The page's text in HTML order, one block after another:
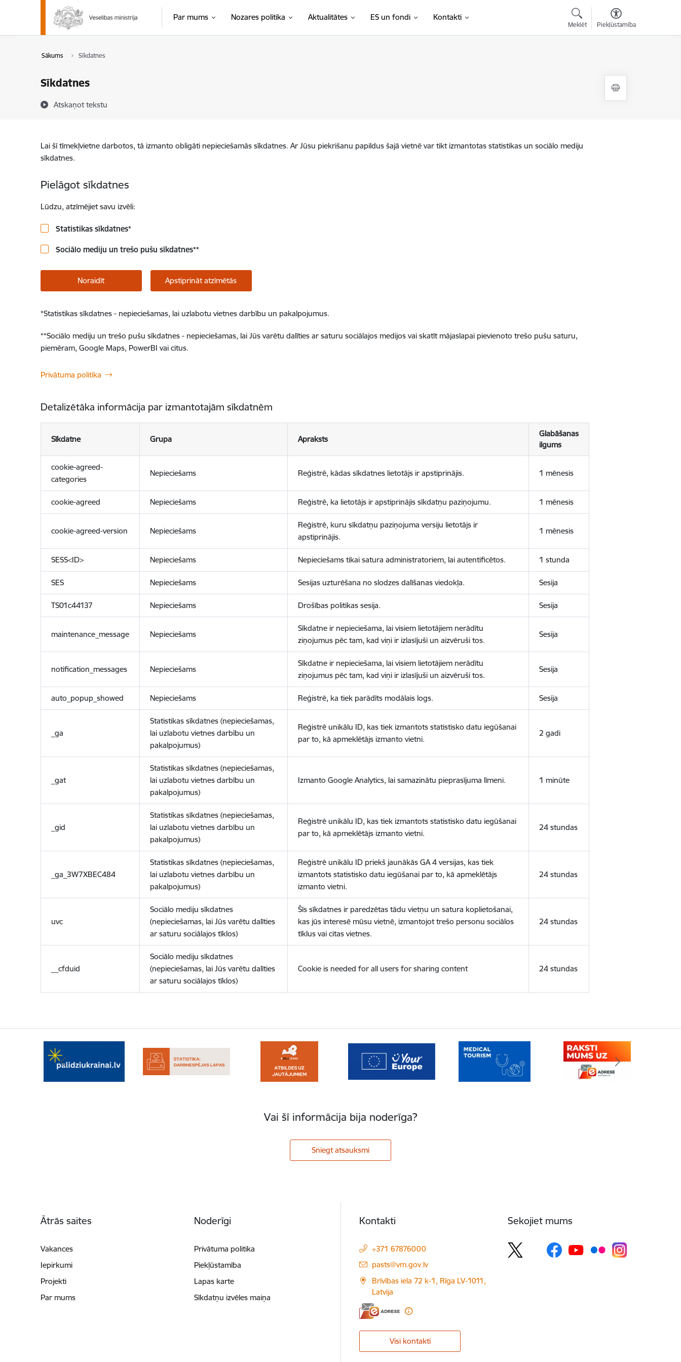
Pāriet uz lapas saturu
Par mums Nozares politika Aktualitātes ES un fondi Kontakti
Meklēt Piekļūstamība
Sākums Sīkdatnes
Sīkdatnes
Atskaņot tekstu
Lai šī tīmekļvietne darbotos, tā izmanto obligāti nepieciešamās sīkdatnes. Ar Jūsu piekrišanu papildus šajā vietnē var tikt izmantotas statistikas un sociālo mediju
sīkdatnes.
Pielāgot sīkdatnes
Lūdzu, atzīmējiet savu izvēli:
Statistikas sīkdatnes*
Sociālo mediju un trešo pušu sīkdatnes**
Noraidīt Apstiprināt atzīmētās
*Statistikas sīkdatnes - nepieciešamas, lai uzlabotu vietnes darbību un pakalpojumus.
**Sociālo mediju un trešo pušu sīkdatnes - nepieciešamas, lai Jūs varētu dalīties ar saturu sociālajos medijos vai skatīt mājaslapai pievienoto trešo pušu saturu,
piemēram, Google Maps, PowerBI vai citus.
Privātuma politika
Detalizētāka informācija par izmantotajām sīkdatnēm
Sīkdatne Grupa Apraksts
Glabāšanas
ilgums
cookie-agreed-
categories
Nepieciešams Reģistrē, kādas sīkdatnes lietotājs ir apstiprinājis. 1 mēnesis
cookie-agreed Nepieciešams Reģistrē, ka lietotājs ir apstiprinājis sīkdatņu paziņojumu. 1 mēnesis
cookie-agreed-version Nepieciešams
Reģistrē, kuru sīkdatņu paziņojuma versiju lietotājs ir
apstiprinājis.
1 mēnesis
SESS<ID> Nepieciešams Nepieciešams tikai satura administratoriem, lai autentificētos. 1 stunda
SES Nepieciešams Sesijas uzturēšana no slodzes dalīšanas viedokļa. Sesija
TS01c44137 Nepieciešams Drošības politikas sesija. Sesija
maintenance_message Nepieciešams
Sīkdatne ir nepieciešama, lai visiem lietotājiem nerādītu
ziņojumus pēc tam, kad viņi ir izlasījuši un aizvēruši tos.
Sesija
notification_messages Nepieciešams
Sīkdatne ir nepieciešama, lai visiem lietotājiem nerādītu
ziņojumus pēc tam, kad viņi ir izlasījuši un aizvēruši tos.
Sesija
auto_popup_showed Nepieciešams Reģistrē, ka tiek parādīts modālais logs. Sesija
_ga
Statistikas sīkdatnes (nepieciešamas,
lai uzlabotu vietnes darbību un
pakalpojumus)
Reģistrē unikālu ID, kas tiek izmantots statistisko datu iegūšanai
par to, kā apmeklētājs izmanto vietni.
2 gadi
_gat
Statistikas sīkdatnes (nepieciešamas,
lai uzlabotu vietnes darbību un
pakalpojumus)
Izmanto Google Analytics, lai samazinātu pieprasījuma līmeni. 1 minūte
_gid
Statistikas sīkdatnes (nepieciešamas,
lai uzlabotu vietnes darbību un
pakalpojumus)
Reģistrē unikālu ID, kas tiek izmantots statistisko datu iegūšanai
par to, kā apmeklētājs izmanto vietni.
24 stundas
_ga_3W7XBEC484
Statistikas sīkdatnes (nepieciešamas,
lai uzlabotu vietnes darbību un
pakalpojumus)
Reģistrē unikālu ID priekš jaunākās GA 4 versijas, kas tiek
izmantots statistisko datu iegūšanai par to, kā apmeklētājs
izmanto vietni.
24 stundas
uvc
Sociālo mediju sīkdatnes
(nepieciešamas, lai Jūs varētu dalīties
ar saturu sociālajos tīklos)
Šīs sīkdatnes ir paredzētas tādu vietņu un satura koplietošanai,
kas jūs interesē mūsu vietnē, izmantojot trešo personu sociālos
tīklus vai citas vietnes.
24 stundas
__cfduid
Sociālo mediju sīkdatnes
(nepieciešamas, lai Jūs varētu dalīties
ar saturu sociālajos tīklos)
Cookie is needed for all users for sharing content 24 stundas
Vai šī informācija bija noderīga?
Sniegt atsauksmi
Ātrās saites
Vakances
Iepirkumi
Projekti
Par mums
Noderīgi
Privātuma politika
Piekļūstamība
Lapas karte
Sīkdatņu izvēles maiņa
Kontakti
+371 67876000
E-pasts:
pasts@vm.gov.lv
Brīvības iela 72 k-1, Rīga LV-1011,
Latvija
Visi kontakti
Sekojiet mums